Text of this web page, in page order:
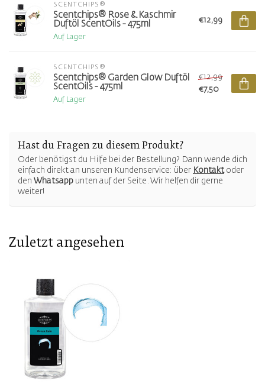
SCENTCHIPS®
Scentchips® Rose & Kaschmir
Duftöl ScentOils - 475ml
Auf Lager
€12,99
SCENTCHIPS®
Scentchips® Garden Glow Duftöl
ScentOils - 475ml
Auf Lager
€12,99
€7,50
Hast du Fragen zu diesem Produkt?
Oder benötigst du Hilfe bei der Bestellung? Dann wende dich
einfach direkt an unseren Kundenservice: über Kontaktoder
den Whatsapp unten auf der Seite. Wir helfen dir gerne
weiter!
Zuletzt angesehen